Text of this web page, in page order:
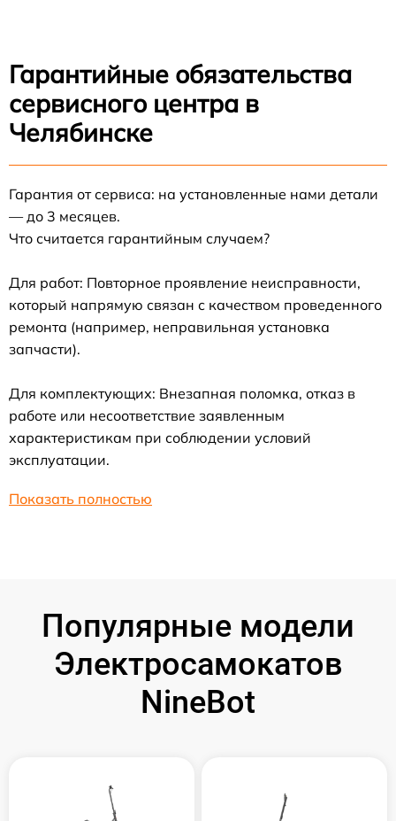
Гарантийные обязательства
сервисного центра в
Челябинске
Гарантия от сервиса: на установленные нами детали
— до 3 месяцев.
Что считается гарантийным случаем?
Для работ: Повторное проявление неисправности,
который напрямую связан с качеством проведенного
ремонта (например, неправильная установка
запчасти).
Для комплектующих: Внезапная поломка, отказ в
работе или несоответствие заявленным
характеристикам при соблюдении условий
эксплуатации.
Показать полностью
Популярные модели
Электросамокатов
NineBot